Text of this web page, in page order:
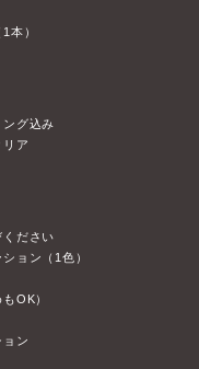
本）
グ込み
ア
ださい
ョン（1色）
OK）
ン